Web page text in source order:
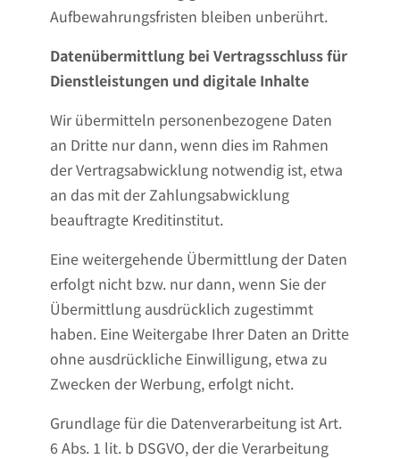
Aufbewahrungsfristen bleiben unberührt.
Datenübermittlung bei Vertragsschluss für
Dienstleistungen und digitale Inhalte
Wir übermitteln personenbezogene Daten
an Dritte nur dann, wenn dies im Rahmen
der Vertragsabwicklung notwendig ist, etwa
an das mit der Zahlungsabwicklung
beauftragte Kreditinstitut.
Eine weitergehende Übermittlung der Daten
erfolgt nicht bzw. nur dann, wenn Sie der
Übermittlung ausdrücklich zugestimmt
haben. Eine Weitergabe Ihrer Daten an Dritte
ohne ausdrückliche Einwilligung, etwa zu
Zwecken der Werbung, erfolgt nicht.
Grundlage für die Datenverarbeitung ist Art.
6 Abs. 1 lit. b DSGVO, der die Verarbeitung